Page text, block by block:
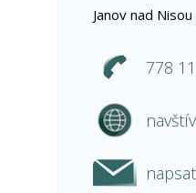
Janov nad
778